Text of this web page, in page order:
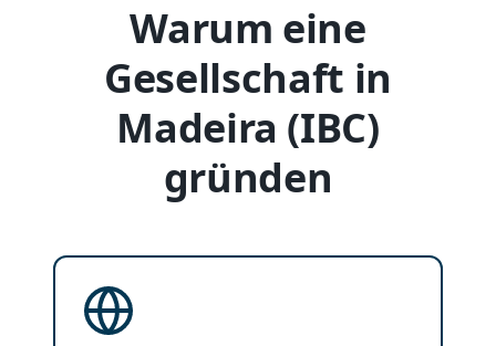
Warum eine
Gesellschaft in
Madeira (IBC)
gründen